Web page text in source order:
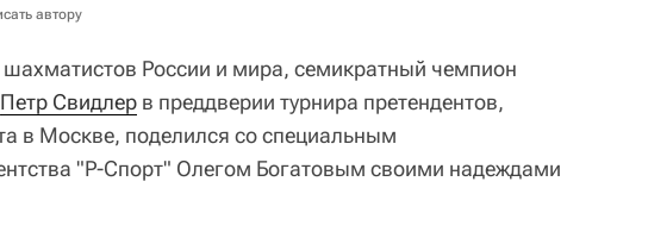
автору
России и мира, семикратный чемпион
Петр Свидлер в преддверии турнира претендентов,
в Москве, поделился со специальным
"Р-Спорт" Олегом Богатовым своими надеждами